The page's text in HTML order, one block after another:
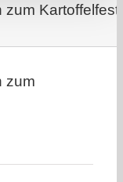
Kartoffelfest
zum